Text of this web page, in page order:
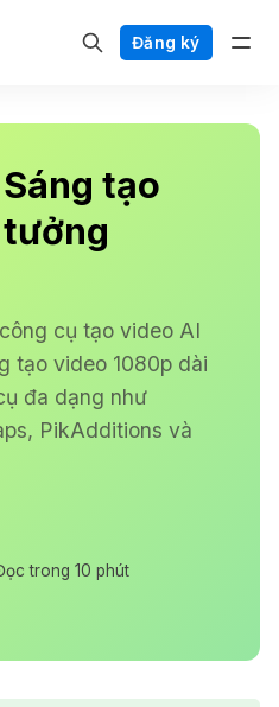
Đăng ký
tạo
cụ tạo video AI
tạo video 1080p dài
đa dạng như
PikAdditions và
trong 10 phút